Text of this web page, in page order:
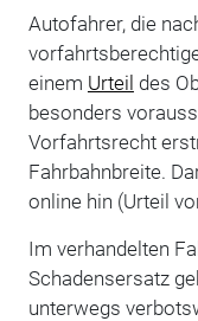
Autofahrer, die
einem Urteil des
besonders
Vorfahrtsrecht
Fahrbahnbreite.
online hin (Urteil
Im verhandelten
Schadensersatz
unterwegs